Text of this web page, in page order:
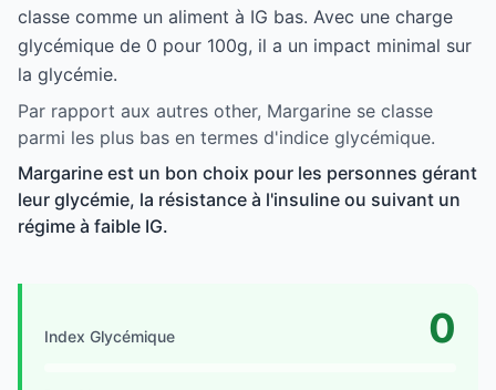
classe comme un aliment à IG bas. Avec une charge
glycémique de 0 pour 100g, il a un impact minimal sur
la glycémie.
Par rapport aux autres other, Margarine se classe
parmi les plus bas en termes d'indice glycémique.
Margarine est un bon choix pour les personnes gérant
leur glycémie, la résistance à l'insuline ou suivant un
régime à faible IG.
Index Glycémique 0